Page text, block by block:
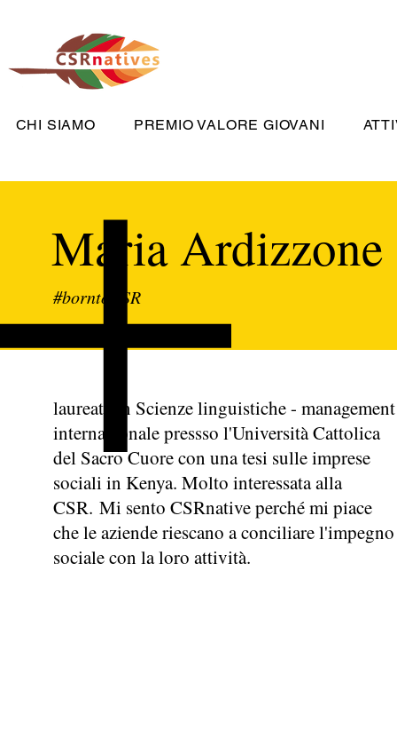
CHI SIAMO PREMIO VALORE GIOVANI
Maria Ardizzone
#borntoCSR
laureata in Scienze linguistiche - management
internazionale pressso l'Università Cattolica
del Sacro Cuore con una tesi sulle imprese
sociali in Kenya. Molto interessata alla
CSR. Mi sento CSRnative perché mi piace
che le aziende riescano a conciliare l'impegno
sociale con la loro attività.